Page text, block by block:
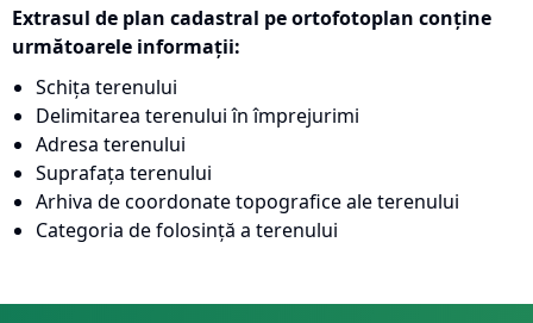
Extrasul de plan cadastral pe ortofotoplan conține
următoarele informații:
Schița terenului
Delimitarea terenului în împrejurimi
Adresa terenului
Suprafața terenului
Arhiva de coordonate topografice ale terenului
Categoria de folosință a terenului